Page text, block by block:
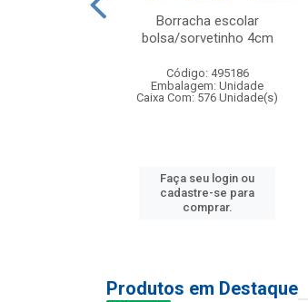
Borracha escolar
bolsa/sorvetinho 4cm
Código: 495186
Embalagem: Unidade
Caixa Com: 576 Unidade(s)
Faça seu login ou
cadastre-se para
comprar.
Produtos em Destaque